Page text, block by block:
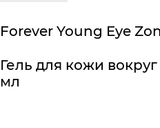
Гель для кожи вокруг
мл